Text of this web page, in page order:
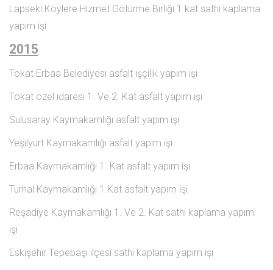
Lapseki Köylere Hizmet Götürme Birliği 1.kat sathi kaplama
yapım işi
2015
Tokat Erbaa Belediyesi asfalt işçilik yapım işi
Tokat özel idaresi 1. Ve 2. Kat asfalt yapım işi
Sulusaray Kaymakamlığı asfalt yapım işi
Yeşilyurt Kaymakamlığı asfalt yapım işi
Erbaa Kaymakamlığı 1. Kat asfalt yapım işi
Turhal Kaymakamlığı 1.Kat asfalt yapım işi
Reşadiye Kaymakamlığı 1. Ve 2. Kat sathi kaplama yapım
işi
Eskişehir Tepebaşı ilçesi sathi kaplama yapım işi